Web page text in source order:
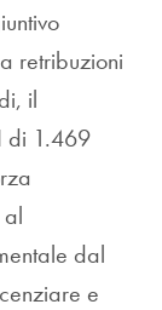
retribuzioni
il
di 1.469
dal
e